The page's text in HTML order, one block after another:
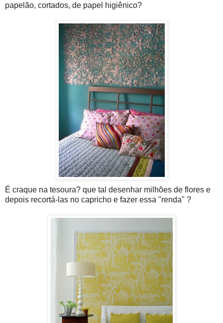
papelão, cortados, de papel higiênico?
É craque na tesoura? que tal desenhar milhões de flores e
depois recortá-las no capricho e fazer essa "renda" ?